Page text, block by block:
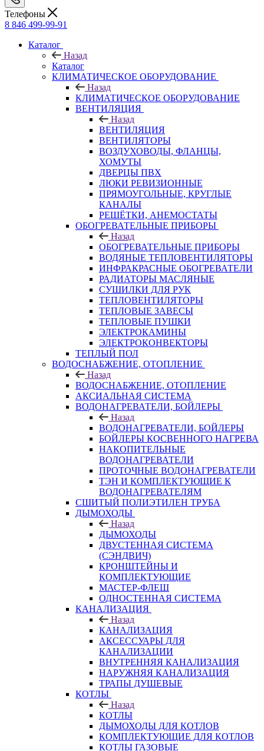
Телефоны
8 846 499-99-91
Каталог
Назад
Каталог
КЛИМАТИЧЕСКОЕ ОБОРУДОВАНИЕ
Назад
КЛИМАТИЧЕСКОЕ ОБОРУДОВАНИЕ
ВЕНТИЛЯЦИЯ
Назад
ВЕНТИЛЯЦИЯ
ВЕНТИЛЯТОРЫ
ВОЗДУХОВОДЫ, ФЛАНЦЫ,
ХОМУТЫ
ДВЕРЦЫ ПВХ
ЛЮКИ РЕВИЗИОННЫЕ
ПРЯМОУГОЛЬНЫЕ, КРУГЛЫЕ
КАНАЛЫ
РЕШЁТКИ, АНЕМОСТАТЫ
ОБОГРЕВАТЕЛЬНЫЕ ПРИБОРЫ
Назад
ОБОГРЕВАТЕЛЬНЫЕ ПРИБОРЫ
ВОДЯНЫЕ ТЕПЛОВЕНТИЛЯТОРЫ
ИНФРАКРАСНЫЕ ОБОГРЕВАТЕЛИ
РАДИАТОРЫ МАСЛЯНЫЕ
СУШИЛКИ ДЛЯ РУК
ТЕПЛОВЕНТИЛЯТОРЫ
ТЕПЛОВЫЕ ЗАВЕСЫ
ТЕПЛОВЫЕ ПУШКИ
ЭЛЕКТРОКАМИНЫ
ЭЛЕКТРОКОНВЕКТОРЫ
ТЕПЛЫЙ ПОЛ
ВОДОСНАБЖЕНИЕ, ОТОПЛЕНИЕ
Назад
ВОДОСНАБЖЕНИЕ, ОТОПЛЕНИЕ
АКСИАЛЬНАЯ СИСТЕМА
ВОДОНАГРЕВАТЕЛИ, БОЙЛЕРЫ
Назад
ВОДОНАГРЕВАТЕЛИ, БОЙЛЕРЫ
БОЙЛЕРЫ КОСВЕННОГО НАГРЕВА
НАКОПИТЕЛЬНЫЕ
ВОДОНАГРЕВАТЕЛИ
ПРОТОЧНЫЕ ВОДОНАГРЕВАТЕЛИ
ТЭН И КОМПЛЕКТУЮЩИЕ К
ВОДОНАГРЕВАТЕЛЯМ
СШИТЫЙ ПОЛИЭТИЛЕН ТРУБА
ДЫМОХОДЫ
Назад
ДЫМОХОДЫ
ДВУСТЕННАЯ СИСТЕМА
(СЭНДВИЧ)
КРОНШТЕЙНЫ И
КОМПЛЕКТУЮЩИЕ
МАСТЕР-ФЛЕШ
ОДНОСТЕННАЯ СИСТЕМА
КАНАЛИЗАЦИЯ
Назад
КАНАЛИЗАЦИЯ
АКСЕССУАРЫ ДЛЯ
КАНАЛИЗАЦИИ
ВНУТРЕННЯЯ КАНАЛИЗАЦИЯ
НАРУЖНЯЯ КАНАЛИЗАЦИЯ
ТРАПЫ ДУШЕВЫЕ
КОТЛЫ
Назад
КОТЛЫ
ДЫМОХОДЫ ДЛЯ КОТЛОВ
КОМПЛЕКТУЮЩИЕ ДЛЯ КОТЛОВ
КОТЛЫ ГАЗОВЫЕ